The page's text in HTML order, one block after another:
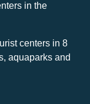
in the
centers in 8
aquaparks and